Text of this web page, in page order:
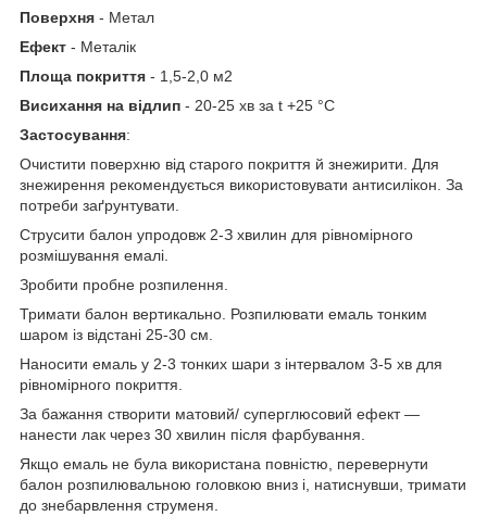
Поверхня - Метал
Ефект - Металік
Площа покриття - 1,5-2,0 м2
Висихання на відлип - 20-25 хв за t +25 °C
Застосування:
Очистити поверхню від старого покриття й знежирити. Для
знежирення рекомендується використовувати антисилікон. За
потреби заґрунтувати.
Струсити балон упродовж 2-З хвилин для рівномірного
розмішування емалі.
Зробити пробне розпилення.
Тримати балон вертикально. Розпилювати емаль тонким
шаром із відстані 25-30 см.
Наносити емаль у 2-3 тонких шари з інтервалом 3-5 хв для
рівномірного покриття.
За бажання створити матовий/ суперглюсовий ефект —
нанести лак через 30 хвилин після фарбування.
Якщо емаль не була використана повністю, перевернути
балон розпилювальною головкою вниз і, натиснувши, тримати
до знебарвлення струменя.